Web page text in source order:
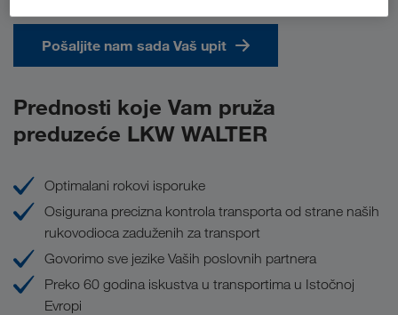
Pošaljite nam sada Vaš upit
Prednosti koje Vam pruža
preduzeće LKW WALTER
Optimalani rokovi isporuke
Osigurana precizna kontrola transporta od strane naših
rukovodioca zaduženih za transport
Govorimo sve jezike Vaših poslovnih partnera
Preko 60 godina iskustva u transportima u Istočnoj
Evropi